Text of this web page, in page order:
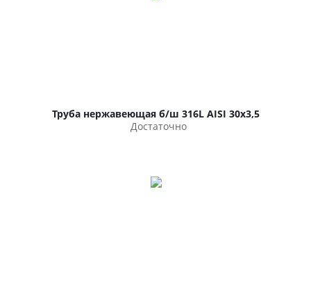
Труба нержавеющая б/ш 316L AISI 30х3,5
Достаточно